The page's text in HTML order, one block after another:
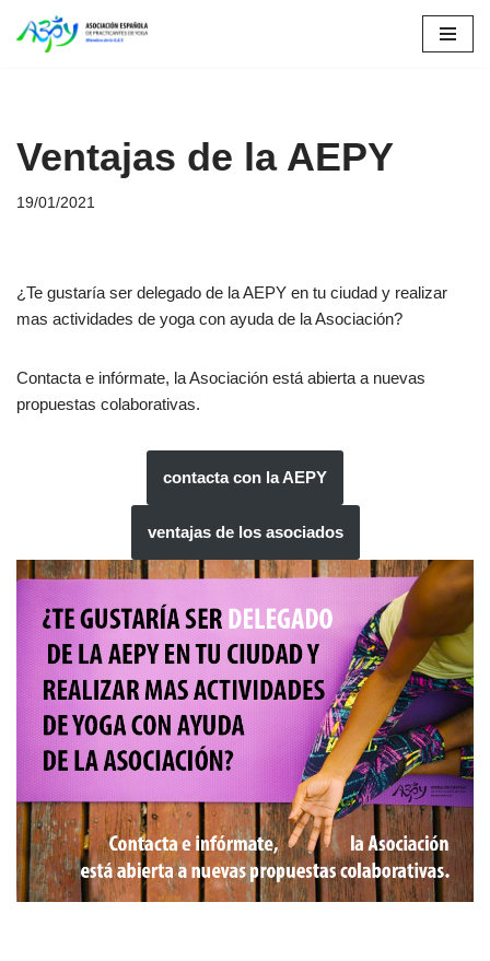
Saltar
Ventajas de la AEPY
19/01/2021
¿Te gustaría ser delegado de la AEPY en tu ciudad y realizar
mas actividades de yoga con ayuda de la Asociación?
Contacta e infórmate, la Asociación está abierta a nuevas
propuestas colaborativas.
contacta con la AEPY
ventajas de los asociados